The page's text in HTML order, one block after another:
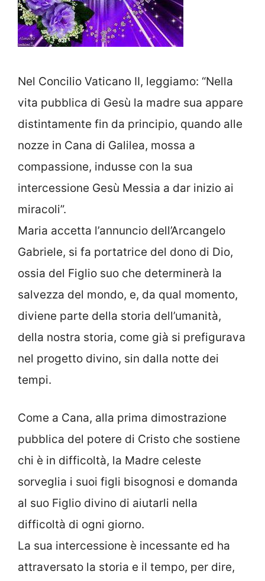
Nel Concilio Vaticano II, leggiamo: “Nella
vita pubblica di Gesù la madre sua appare
distintamente fin da principio, quando alle
nozze in Cana di Galilea, mossa a
compassione, indusse con la sua
intercessione Gesù Messia a dar inizio ai
miracoli”.
Maria accetta l’annuncio dell’Arcangelo
Gabriele, si fa portatrice del dono di Dio,
ossia del Figlio suo che determinerà la
salvezza del mondo, e, da qual momento,
diviene parte della storia dell’umanità,
della nostra storia, come già si prefigurava
nel progetto divino, sin dalla notte dei
tempi.
Come a Cana, alla prima dimostrazione
pubblica del potere di Cristo che sostiene
chi è in difficoltà, la Madre celeste
sorveglia i suoi figli bisognosi e domanda
al suo Figlio divino di aiutarli nella
difficoltà di ogni giorno.
La sua intercessione è incessante ed ha
attraversato la storia e il tempo, per dire,